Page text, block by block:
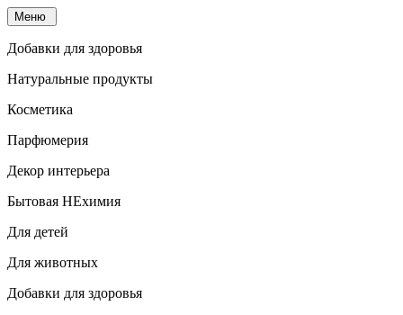
Меню
Добавки для здоровья
Натуральные продукты
Косметика
Парфюмерия
Декор интерьера
Бытовая НЕхимия
Для детей
Для животных
Добавки для здоровья